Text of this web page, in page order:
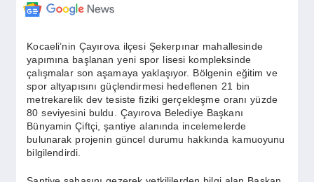
EKONOMI
DÜNYA
Kocaeli’nin Çayırova ilçesi Şekerpınar mahallesinde
yapımına başlanan yeni spor lisesi kompleksinde
çalışmalar son aşamaya yaklaşıyor. Bölgenin eğitim ve
spor altyapısını güçlendirmesi hedeflenen 21 bin
metrekarelik dev tesiste fiziki gerçekleşme oranı yüzde
80 seviyesini buldu. Çayırova Belediye Başkanı
Bünyamin Çiftçi, şantiye alanında incelemelerde
bulunarak projenin güncel durumu hakkında kamuoyunu
bilgilendirdi.